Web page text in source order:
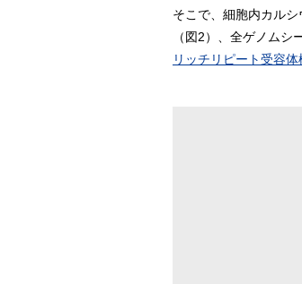
そこで、細胞内カル
（図2）、全ゲノムシ
リッチリピート受容体